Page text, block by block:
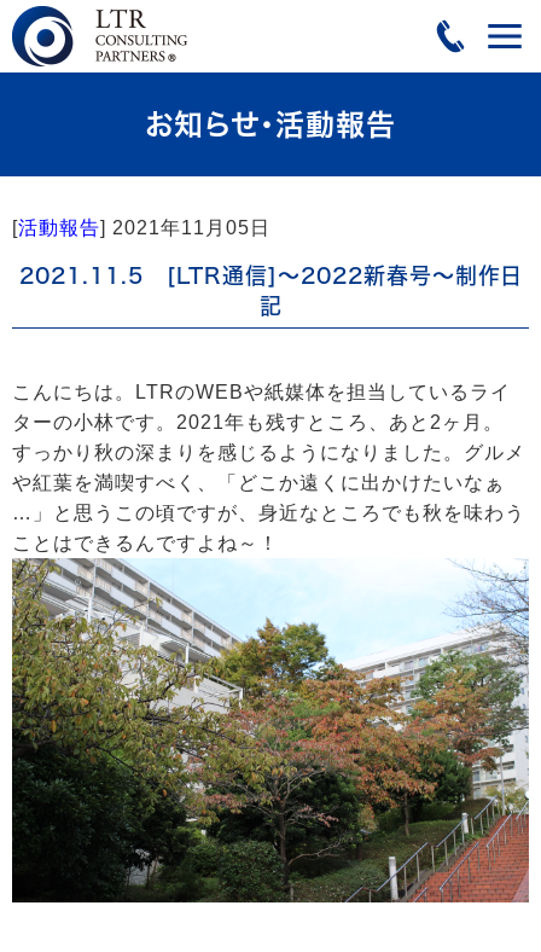
お知らせ・活動報告
[活動報告] 2021年11月05日
2021.11.5 [LTR通信]～2022新春号～制作日
記
こんにちは。LTRのWEBや紙媒体を担当しているライ
ターの小林です。2021年も残すところ、あと2ヶ月。
すっかり秋の深まりを感じるようになりました。グルメ
や紅葉を満喫すべく、「どこか遠くに出かけたいなぁ
…」と思うこの頃ですが、身近なところでも秋を味わう
ことはできるんですよね～！